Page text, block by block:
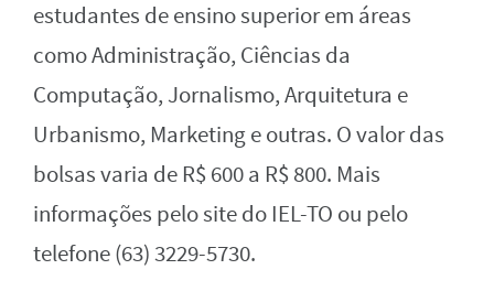
estudantes de ensino superior em áreas
como Administração, Ciências da
Computação, Jornalismo, Arquitetura e
Urbanismo, Marketing e outras. O valor das
bolsas varia de R$ 600 a R$ 800. Mais
informações pelo site do IEL-TO ou pelo
telefone (63) 3229-5730.